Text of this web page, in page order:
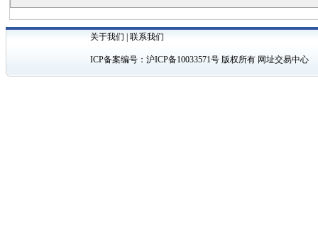
关于我们 |联系我们
ICP备案编号：沪ICP备10033571号 版权所有 网址交易中心